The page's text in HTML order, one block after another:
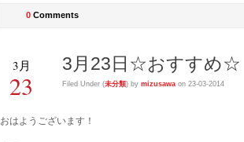
0 Comments
3月
23
3月23日☆おすすめ☆
Filed Under (未分類) by mizusawa on 23-03-2014
おはようございます！